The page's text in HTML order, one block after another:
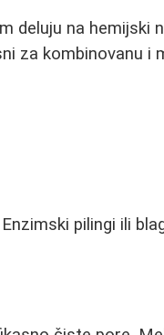
deluju na hemijski
za kombinovanu i
pilingi ili